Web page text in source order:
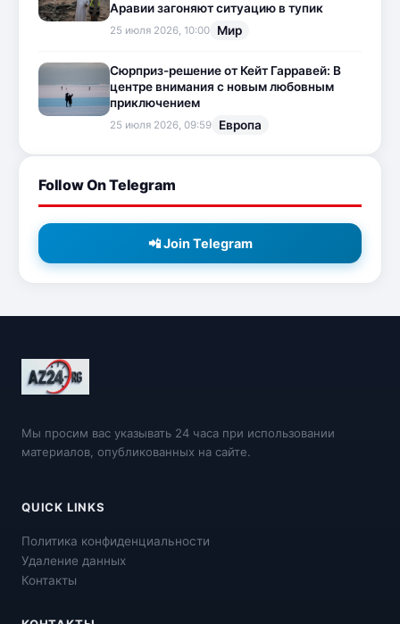
Аравии загоняют ситуацию в тупик
25 июля 2026, 10:00 Мир
Сюрприз-решение от Кейт Гарравей: В
центре внимания с новым любовным
приключением
25 июля 2026, 09:59 Европа
Follow On Telegram
📲 Join Telegram
Мы просим вас указывать 24 часа при использовании
материалов, опубликованных на сайте.
QUICK LINKS
Политика конфиденциальности
Удаление данных
Контакты